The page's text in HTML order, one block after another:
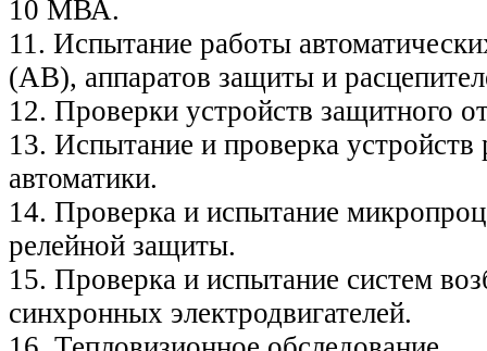
10 МВА.
11. Испытание работы
(АВ), аппаратов защиты и
12. Проверки устройств защитного
13. Испытание и проверка
автоматики.
14. Проверка и испытание
релейной защиты.
15. Проверка и испытание систем
синхронных электродвигателей.